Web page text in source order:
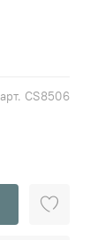
арт. CS8506